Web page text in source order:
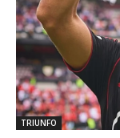
TRIUNFO